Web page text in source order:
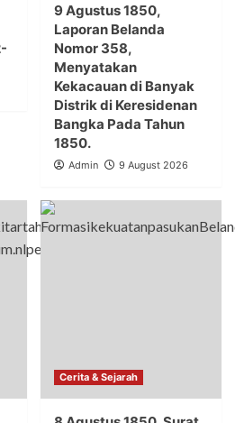
9 Agustus 1850,
Laporan Belanda
Nomor 358,
Menyatakan
Kekacauan di Banyak
Distrik di Keresidenan
Bangka Pada Tahun
1850.
Admin 9 August 2026
Cerita & Sejarah